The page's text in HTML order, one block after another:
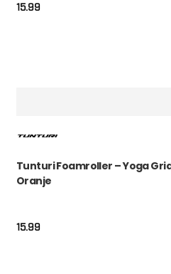
15.99
Tunturi Foamroller – Yoga
Oranje
15.99